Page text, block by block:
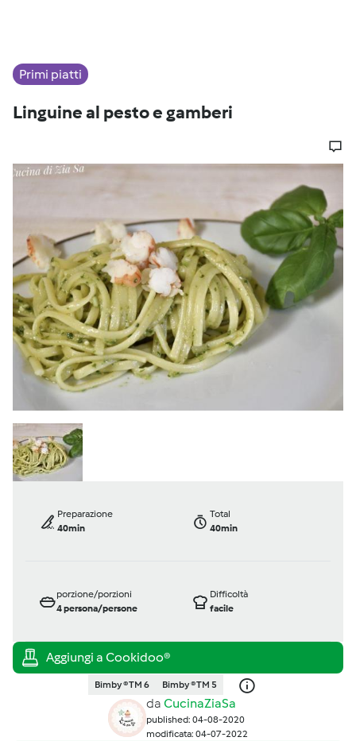
Primi piatti
Linguine al pesto e gamberi
Preparazione
40min
Total
40min
porzione/porzioni
4persona/persone
Difficoltà
facile
Bimby ® TM 6 Bimby ® TM 5
da CucinaZiaSa
published: 04-08-2020
modificata: 04-07-2022